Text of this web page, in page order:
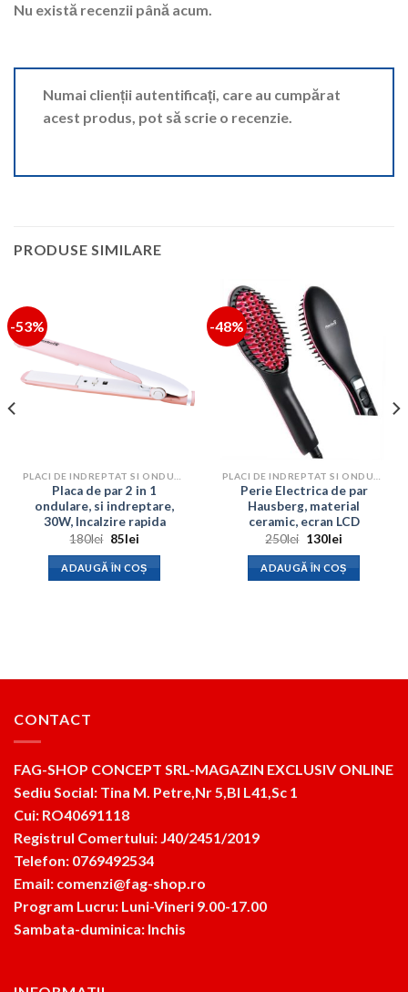
Nu există recenzii până acum.
Numai clienții autentificați, care au cumpărat
acest produs, pot să scrie o recenzie.
PRODUSE SIMILARE
-53%
Placa de par 2 in 1
ondulare, si indreptare,
30W, Incalzire rapida
180lei Prețul
a
fost:
180lei.
85leiPrețul
este:
85lei.
ADAUGĂ ÎN COȘ
-48%
Perie Electrica de par
Hausberg, material
ceramic, ecran LCD
250lei Prețul
a
fost:
250lei.
130leiPrețul
este:
130lei.
ADAUGĂ ÎN COȘ
CONTACT
FAG-SHOP CONCEPT SRL-MAGAZIN EXCLUSIV ONLINE
Sediu Social: Tina M. Petre,Nr 5,Bl L41,Sc 1
Cui: RO40691118
Registrul Comertului: J40/2451/2019
Telefon: 0769492534
Email: comenzi@fag-shop.ro
Program Lucru: Luni-Vineri 9.00-17.00
Sambata-duminica: Inchis